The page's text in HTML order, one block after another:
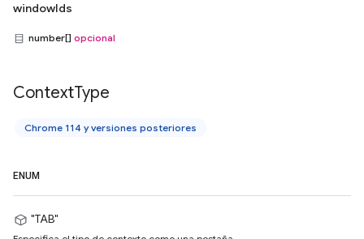
windowIds
number[] opcional
ContextType
Chrome 114 y versiones posteriores
ENUM
"TAB"